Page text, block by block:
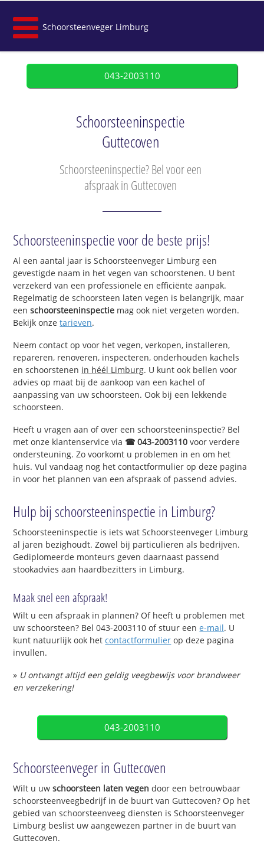
Schoorsteenveger Limburg
043-2003110
Schoorsteeninspectie
Guttecoven
Schoorsteeninspectie? Bel voor een
afspraak in Guttecoven
Schoorsteeninspectie voor de beste prijs!
Al een aantal jaar is Schoorsteenveger Limburg een
gevestigde naam in het vegen van schoorstenen. U bent
verzekerd van een professionele en efficiënte aanpak.
Regelmatig de schoorsteen laten vegen is belangrijk, maar
eenschoorsteeninspectie mag ook niet vergeten worden.
Bekijk onzetarieven.
Neem contact op voor het vegen, verkopen, installeren,
repareren, renoveren, inspecteren, onderhouden kachels
en schoorstenen in héél Limburg. U kunt ook bellen voor
advies op maat bij de aankoop van een kachel of
aanpassing van uw schoorsteen. Ook bij een lekkende
schoorsteen.
Heeft u vragen aan of over een schoorsteeninspectie? Bel
met onze klantenservice via ☎ 043-2003110 voor verdere
ondersteuning. Zo voorkomt u problemen in en om het
huis. Vul vandaag nog het contactformulier op deze pagina
in voor het plannen van een afspraak of passend advies.
Hulp bij schoorsteeninspectie in Limburg?
Schoorsteeninspectie is iets wat Schoorsteenveger Limburg
al jaren bezighoudt. Zowel bij particulieren als bedrijven.
Gediplomeerde monteurs geven daarnaast passend
stookadvies aan haardbezitters in Limburg.
Maak snel een afspraak!
Wilt u een afspraak in plannen? Of heeft u problemen met
uw schoorsteen? Bel 043-2003110 of stuur eene-mail. U
kunt natuurlijk ook hetcontactformulier op deze pagina
invullen.
» U ontvangt altijd een geldig veegbewijs voor brandweer
en verzekering!
043-2003110
Schoorsteenveger in Guttecoven
Wilt u uwschoorsteen laten vegen door een betrouwbaar
schoorsteenveegbedrijf in de buurt van Guttecoven? Op het
gebied van schoorsteenveeg diensten is Schoorsteenveger
Limburg beslist uw aangewezen partner in de buurt van
Guttecoven.